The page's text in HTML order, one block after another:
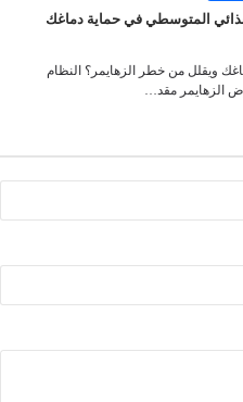
المتوسطي في حماية دماغك
ويقلل من خطر الزهايمر؟ النظام
الزهايمر مقد…